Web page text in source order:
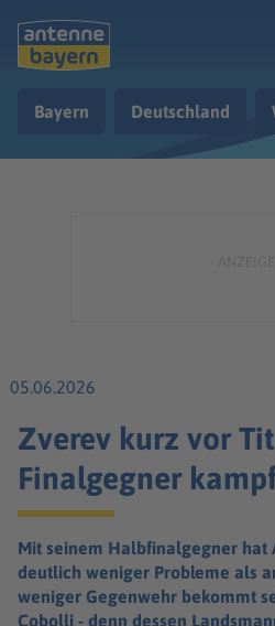
Bayern Deutschland
05.06.2026
Zverev kurz vor
Finalgegner
Mit seinem Halbfinalgegner hat
deutlich weniger Probleme als
weniger Gegenwehr bekommt
Cobolli - denn dessen